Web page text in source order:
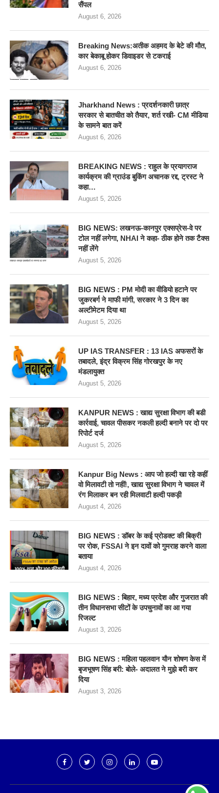
सैंपल
August 6, 2026
Breaking News:अतीक अहमद के बेटे की मौत,
कार बेकाबू होकर डिवाइडर से टकराई
August 6, 2026
Jharkhand News : प्रदर्शनकारी छात्र
सरकार से बातचीत को तैयार, शर्त रखी- CM मीडिया
के सामने बात करें
August 6, 2026
BREAKING NEWS : राहुल के प्रयागराज
कार्यक्रम की ग्राउंड बुकिंग अचानक रद्द, ट्रस्ट ने
कहा…
August 5, 2026
BIG NEWS: लखनऊ-कानपुर एक्सप्रेस-वे पर
टोल नहीं लगेगा, NHAI ने कहा- ठीक होने तक टैक्स
नहीं लेंगे
August 5, 2026
BIG NEWS : PM मोदी का वीडियो हटाने पर
जुकरबर्ग ने माफी मांगी, सरकार ने 3 दिन का
अल्टीमेटम दिया था
August 5, 2026
UP IAS TRANSFER : 13 IAS अफसरों के
तबादले, इंद्र विक्रम सिंह गोरखपुर के नए
मंडलायुक्त
August 5, 2026
KANPUR NEWS : खाद्य सुरक्षा विभाग की बडी
कार्रवाई, चावल पीसकर नकली हल्दी बनाने पर दो पर
रिपोर्ट दर्ज
August 5, 2026
Kanpur Big News : आप जो हल्दी खा रहे कहीं
वो मिलावटी तो नहीं!, खाद्य सुरक्षा विभाग ने चावल में
रंग मिलाकर बन रही मिलवाटी हल्दी पकड़ी
August 4, 2026
BIG NEWS : डॉबर के कई प्रोडक्ट की बिक्री
पर रोक, FSSAI ने इन दावों को गुमराह करने वाला
बताया
August 4, 2026
BIG NEWS : बिहार, मध्य प्रदेश और गुजरात की
तीन विधानसभा सीटों के उपचुनावों का आ गया
रिजल्ट
August 3, 2026
BIG NEWS : महिला पहलवान यौन शोषण केस में
बृजभूषण सिंह बरी: बोले- अदालत ने मुझे बरी कर
दिया
August 3, 2026